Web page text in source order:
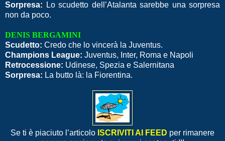
Sorpresa: Lo scudetto dell’Atalanta sarebbe una sorpresa
non da poco.
DENIS BERGAMINI
Scudetto: Credo che lo vincerà la Juventus.
Champions League: Juventus, Inter, Roma e Napoli
Retrocessione: Udinese, Spezia e Salernitana
Sorpresa: La butto là: la Fiorentina.
Se ti è piaciuto l’articolo ISCRIVITI AI FEED per rimanere